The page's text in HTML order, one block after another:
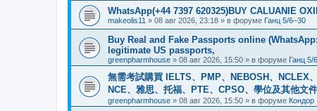
WhatsApp(+44 7397 620325)BUY CALUANIE
makeolis11 » 08 авг 2026, 23:18 » в форуме Ганц 5/6–30
Buy Real and Fake Passports online
legitimate US passports,
greenpharmhouse » 08 авг 2026, 15:50 » в форуме Ганц 5/
無需考試購買 IELTS、PMP、NEBOSH、NCLEX
NCE、雅思、托福、PTE、CPSO、學位及其他文
greenpharmhouse » 08 авг 2026, 15:50 » в форуме Кондор